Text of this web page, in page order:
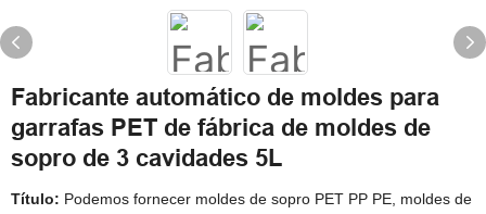
Fabricante automático de moldes para
garrafas PET de fábrica de moldes de
sopro de 3 cavidades 5L
Título: Podemos fornecer moldes de sopro PET PP PE, moldes de